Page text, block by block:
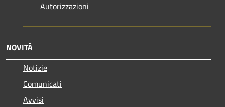
Autorizzazioni
NOVITÀ
Notizie
Comunicati
Avvisi